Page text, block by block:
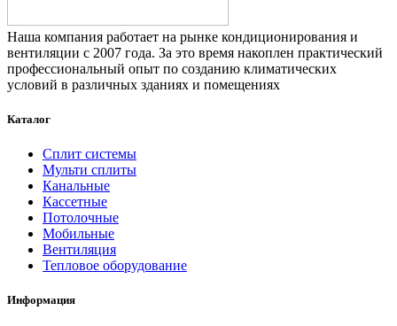
Наша компания работает на рынке кондиционирования и
вентиляции с 2007 года. За это время накоплен практический
профессиональный опыт по созданию климатических
условий в различных зданиях и помещениях
Каталог
Сплит системы
Мульти сплиты
Канальные
Кассетные
Потолочные
Мобильные
Вентиляция
Тепловое оборудование
Информация